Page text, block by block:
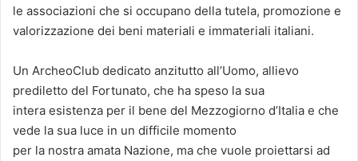
le associazioni che si occupano della tutela, promozione e
valorizzazione dei beni materiali e immateriali italiani.
Un ArcheoClub dedicato anzitutto all’Uomo, allievo
prediletto del Fortunato, che ha speso la sua
intera esistenza per il bene del Mezzogiorno d’Italia e che
vede la sua luce in un difficile momento
per la nostra amata Nazione, ma che vuole proiettarsi ad